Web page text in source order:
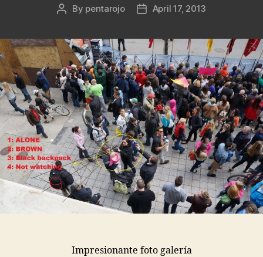
Post
By pentarojo
PostApril 17, 2013
Impresionante foto galería